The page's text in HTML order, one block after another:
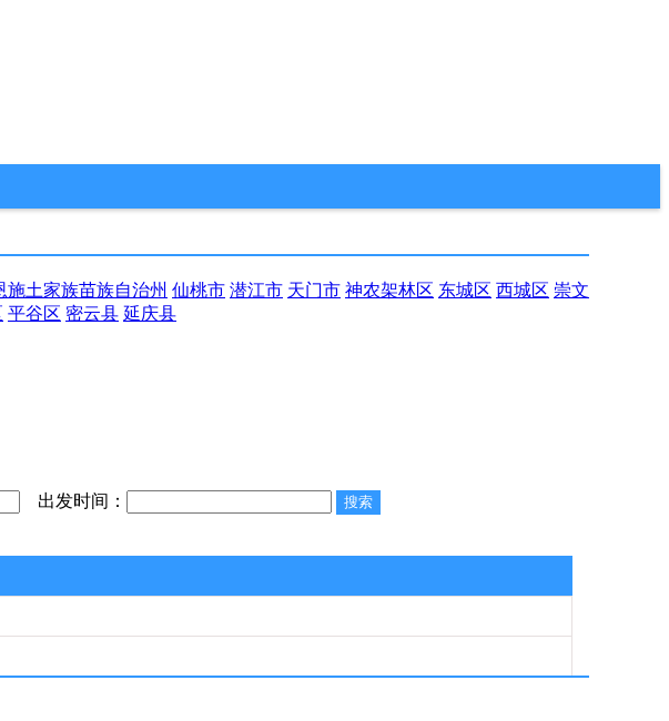
施土家族苗族自治州 仙桃市 潜江市 天门市 神农架林区 东城区 西城区 崇文
平谷区 密云县 延庆县
出发时间：